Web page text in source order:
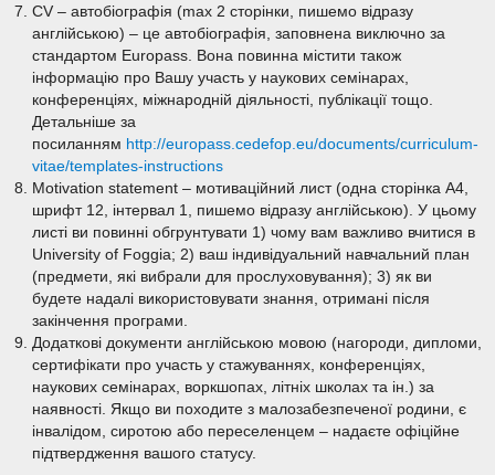
CV – автобіографія (max 2 сторінки, пишемо відразу
англійською) – це автобіографія, заповнена виключно за
стандартом Europass. Вона повинна містити також
інформацію про Вашу участь у наукових семінарах,
конференціях, міжнародній діяльності, публікації тощо.
Детальніше за
посиланням http://europass.cedefop.eu/documents/curriculum-
vitae/templates-instructions
Motivation statement – мотиваційний лист (одна сторінка А4,
шрифт 12, інтервал 1, пишемо відразу англійською). У цьому
листі ви повинні обгрунтувати 1) чому вам важливо вчитися в
University of Foggia; 2) ваш індивідуальний навчальний план
(предмети, які вибрали для прослуховування); 3) як ви
будете надалі використовувати знання, отримані після
закінчення програми.
Додаткові документи англійською мовою (нагороди, дипломи,
сертифікати про участь у стажуваннях, конференціях,
наукових семінарах, воркшопах, літніх школах та ін.) за
наявності. Якщо ви походите з малозабезпеченої родини, є
інвалідом, сиротою або переселенцем – надаєте офіційне
підтвердження вашого статусу.